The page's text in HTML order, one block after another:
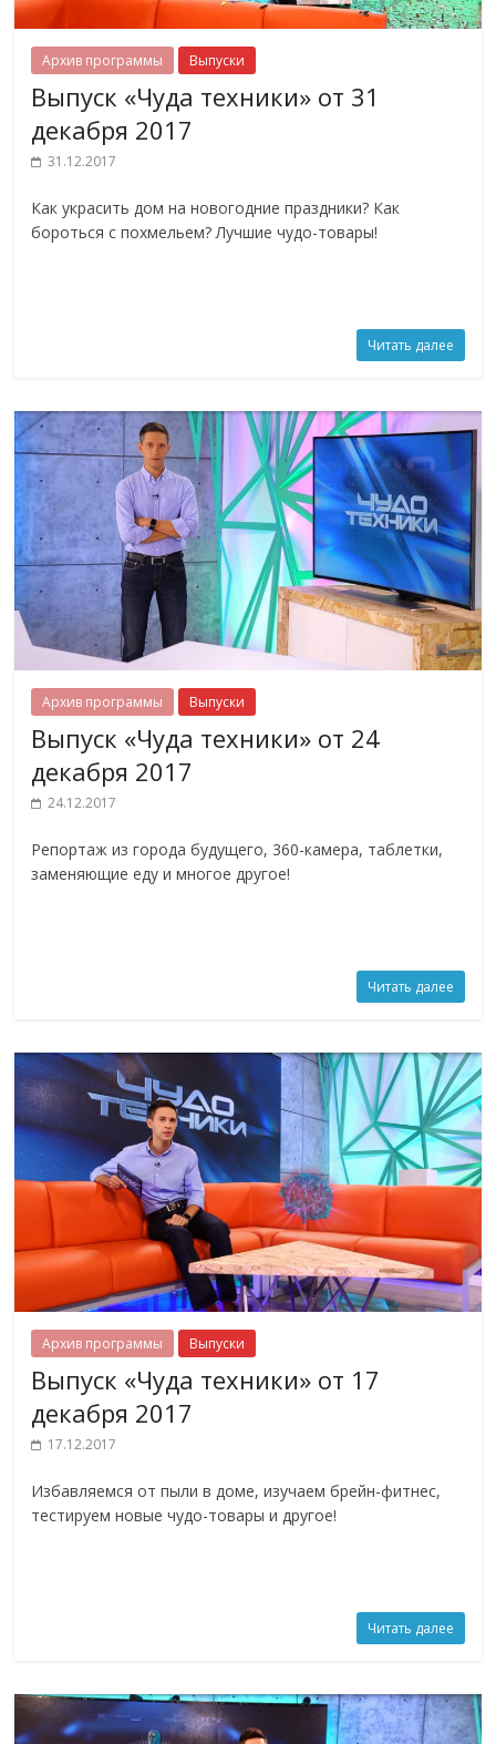
Архив программы Выпуски
Выпуск «Чуда техники» от 31
декабря 2017
31.12.2017
Как украсить дом на новогодние праздники? Как
бороться с похмельем? Лучшие чудо-товары!
Читать далее
Архив программы Выпуски
Выпуск «Чуда техники» от 24
декабря 2017
24.12.2017
Репортаж из города будущего, 360-камера, таблетки,
заменяющие еду и многое другое!
Читать далее
Архив программы Выпуски
Выпуск «Чуда техники» от 17
декабря 2017
17.12.2017
Избавляемся от пыли в доме, изучаем брейн-фитнес,
тестируем новые чудо-товары и другое!
Читать далее